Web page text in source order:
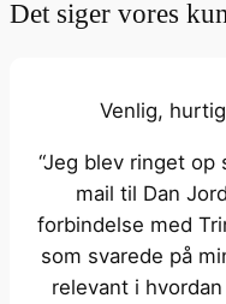
Det siger vores
Venlig,
“Jeg blev ringet op
mail til Dan
forbindelse med
som svarede på
relevant i